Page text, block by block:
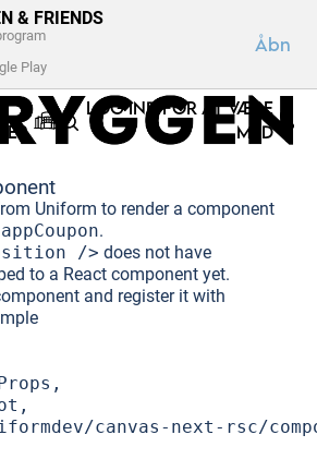
& FRIENDS
Play
Åbn
LOG IND FOR AT VÆRE
MED
Uniform to render a component
appCoupon.
/> does not have
to a React component yet.
and register it with
canvas-next-rsc/